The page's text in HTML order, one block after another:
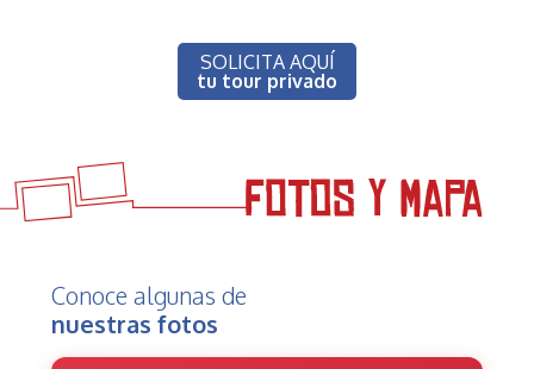
SOLICITA AQUÍ
tu tour privado
Conoce algunas de
nuestras fotos